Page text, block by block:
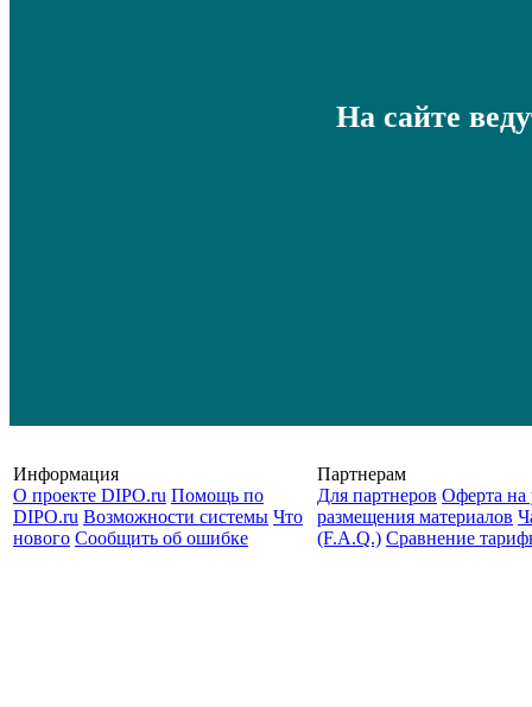
На сайте
Информация
О проекте DIPO.ru Помощь по
DIPO.ru Возможности системы Что
нового Сообщить об ошибке
Партнерам
Для партнеров Оферта на
размещения материалов
(F.A.Q.) Cравнение